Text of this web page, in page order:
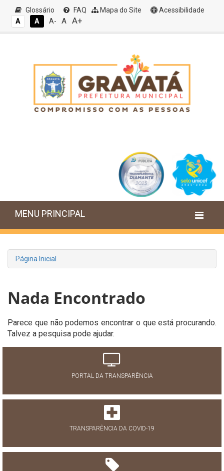
Glossário FAQ Mapa do Site
Acessibilidade
A
A A- A A+
MENU PRINCIPAL
Página Inicial
Nada Encontrado
Parece que não podemos encontrar o que está procurando.
Talvez a pesquisa pode ajudar.
PORTAL DA TRANSPARÊNCIA
TRANSPARÊNCIA DA COVID-19